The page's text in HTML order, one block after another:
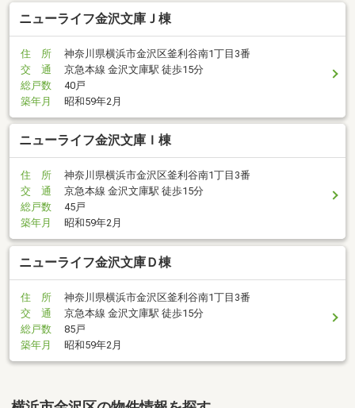
ニューライフ金沢文庫Ｊ棟
住 所
神奈川県横浜市金沢区釜利谷南1丁目3番
交 通
京急本線 金沢文庫駅 徒歩15分
総戸数
40戸
築年月
昭和59年2月
ニューライフ金沢文庫Ｉ棟
住 所
神奈川県横浜市金沢区釜利谷南1丁目3番
交 通
京急本線 金沢文庫駅 徒歩15分
総戸数
45戸
築年月
昭和59年2月
ニューライフ金沢文庫Ｄ棟
住 所
神奈川県横浜市金沢区釜利谷南1丁目3番
交 通
京急本線 金沢文庫駅 徒歩15分
総戸数
85戸
築年月
昭和59年2月